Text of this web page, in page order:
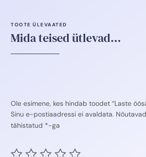
TOOTE ÜLEVAATED
Mida teised ütlevad…
Ole esimene, kes hindab toodet “Laste
Sinu e-postiaadressi ei avaldata.
tähistatud *-ga